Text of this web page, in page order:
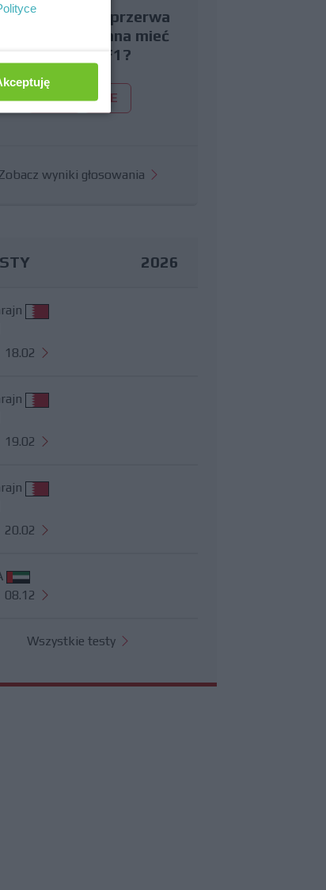
uważasz, że przerwa
powinna mieć
miejsce w F1?
TAK NIE
wyniki głosowania
2026
18.02
19.02
20.02
08.12
Wszystkie testy